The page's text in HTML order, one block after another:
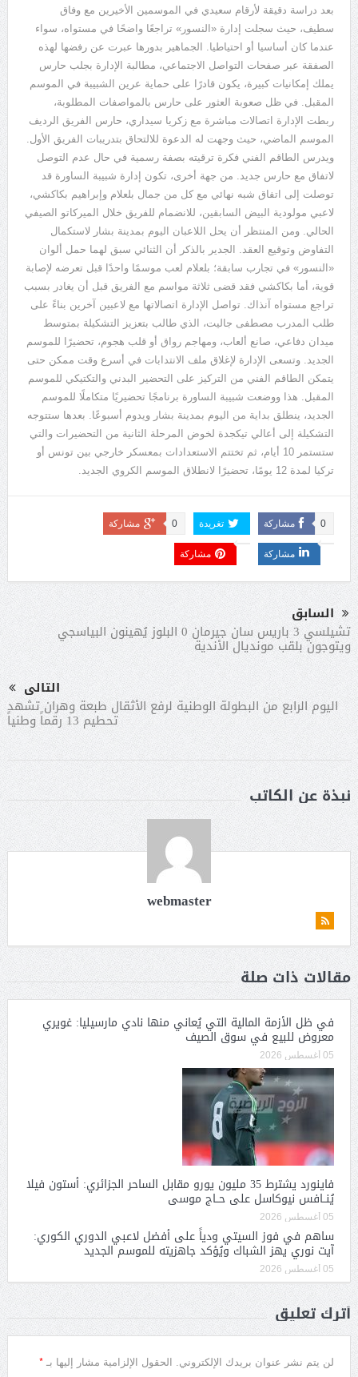
بعد دراسة دقيقة لأرقام سعيدي في الموسمين الأخيرين مع وفاق
سطيف، حيث سجلت إدارة «النسور» تراجعًا واضحًا في مستواه، سواء
عندما كان أساسيا أو احتياطيا. الجماهير بدورها عبرت عن رفضها لهذه
الصفقة عبر صفحات التواصل الاجتماعي، مطالبة الإدارة بجلب حارس
يملك إمكانيات كبيرة، يكون قادرًا على حماية عرين الشبيبة في الموسم
المقبل. في ظل صعوبة العثور على حارس بالمواصفات المطلوبة،
ربطت الإدارة اتصالات مباشرة مع زكريا سيداري، حارس الفريق الرديف
الموسم الماضي، حيث وجهت له الدعوة للالتحاق بتدريبات الفريق الأول.
ويدرس الطاقم الفني فكرة ترقيته بصفة رسمية في حال عدم التوصل
لاتفاق مع حارس جديد. من جهة أخرى، تكون إدارة شبيبة الساورة قد
توصلت إلى اتفاق شبه نهائي مع كل من جمال بلعلام وإبراهيم بكاكشي،
لاعبي مولودية البيض السابقين، للانضمام للفريق خلال الميركاتو الصيفي
الحالي. ومن المنتظر أن يحل اللاعبان اليوم بمدينة بشار لاستكمال
التفاوض وتوقيع العقد. الجدير بالذكر أن الثنائي سبق لهما حمل ألوان
«النسور» في تجارب سابقة؛ بلعلام لعب موسمًا واحدًا قبل تعرضه لإصابة
قوية، أما بكاكشي فقد قضى ثلاثة مواسم مع الفريق قبل أن يغادر بسبب
تراجع مستواه آنذاك. تواصل الإدارة اتصالاتها مع لاعبين آخرين بناءً على
طلب المدرب مصطفى جاليت، الذي طالب بتعزيز التشكيلة بمتوسط
ميدان دفاعي، صانع ألعاب، ومهاجم رواق أو قلب هجوم، تحضيرًا للموسم
الجديد. وتسعى الإدارة لإغلاق ملف الانتدابات في أسرع وقت ممكن حتى
يتمكن الطاقم الفني من التركيز على التحضير البدني والتكتيكي للموسم
المقبل. هذا ووضعت شبيبة الساورة برنامجًا تحضيريًا متكاملًا للموسم
الجديد، ينطلق بداية من اليوم بمدينة بشار ويدوم أسبوعًا. بعدها ستتوجه
التشكيلة إلى أعالي تيكجدة لخوض المرحلة الثانية من التحضيرات والتي
ستستمر 10 أيام، ثم تختتم الاستعدادات بمعسكر خارجي بين تونس أو
تركيا لمدة 12 يومًا، تحضيرًا لانطلاق الموسم الكروي الجديد.
مشاركة 0 تغريدة مشاركة 0
مشاركة مشاركة
السابق
تشيلسي 3 باريس سان جيرمان 0 البلوز يُهينون البياسجي
ويتوجون بلقب مونديال الأندية
التالى
اليوم الرابع من البطولة الوطنية لرفع الأثقال طبعة وهران تشهد
تحطيم 13 رقماً وطنياً
نبذة عن الكاتب
webmaster
مقالات ذات صلة
في ظل الأزمة المالية التي يُعاني منها نادي مارسيليا: غويري
معروض للبيع في سوق الصيف
05 أغسطس 2026
فاينورد يشترط 35 مليون يورو مقابل الساحر الجزائري: أستون فيلا
يُنــافس نيوكاسل على حــاج موسى
05 أغسطس 2026
ساهم في فوز السيتي ودياً على أفضل لاعبي الدوري الكوري:
آيت نوري يهز الشباك ويُؤكد جاهزيته للموسم الجديد
05 أغسطس 2026
أترك تعليق
لن يتم نشر عنوان بريدك الإلكتروني. الحقول الإلزامية مشار إليها بـ *